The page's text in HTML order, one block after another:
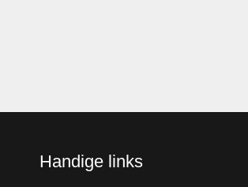
Handige links